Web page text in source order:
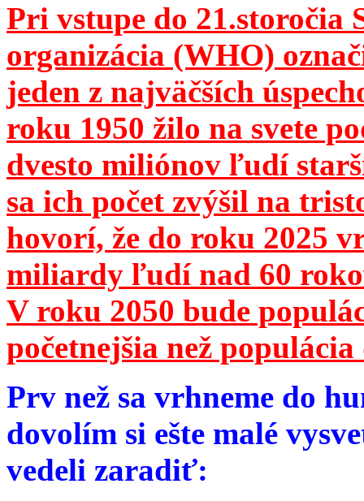
Pri vstupe do 21.storočia
organizácia (WHO)
jeden z najväčších
roku 1950 žilo na svete
dvesto miliónov ľudí
sa ich počet zvýšil na
hovorí, že do roku 2025
miliardy ľudí nad 60
V roku 2050 bude
početnejšia než
Prv než sa vrhneme do
dovolím si ešte malé
vedeli zaradiť: